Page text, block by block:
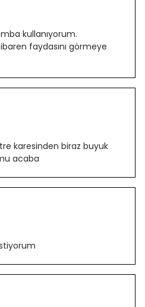
kullanıyorum.
faydasını görmeye
karesinden biraz buyuk
acaba